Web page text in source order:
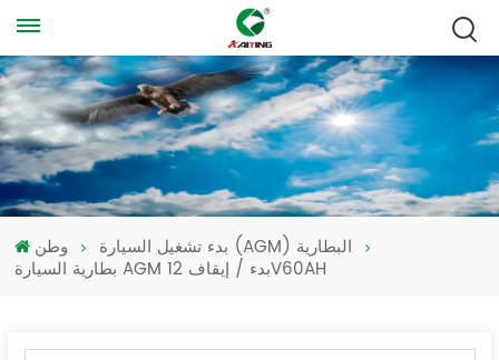
وطن
بدء تشغيل السيارة (AGM) البطارية
بطارية السيارة AGM بدء / إيقاف 12V60AH